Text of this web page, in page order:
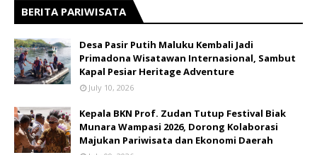
BERITA PARIWISATA
​Desa Pasir Putih Maluku Kembali Jadi
Primadona Wisatawan Internasional, Sambut
Kapal Pesiar Heritage Adventure
July 10, 2026
Kepala BKN Prof. Zudan Tutup Festival Biak
Munara Wampasi 2026, Dorong Kolaborasi
Majukan Pariwisata dan Ekonomi Daerah